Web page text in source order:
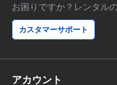
お困りですか？レンタル
カスタマーサポート
アカウント